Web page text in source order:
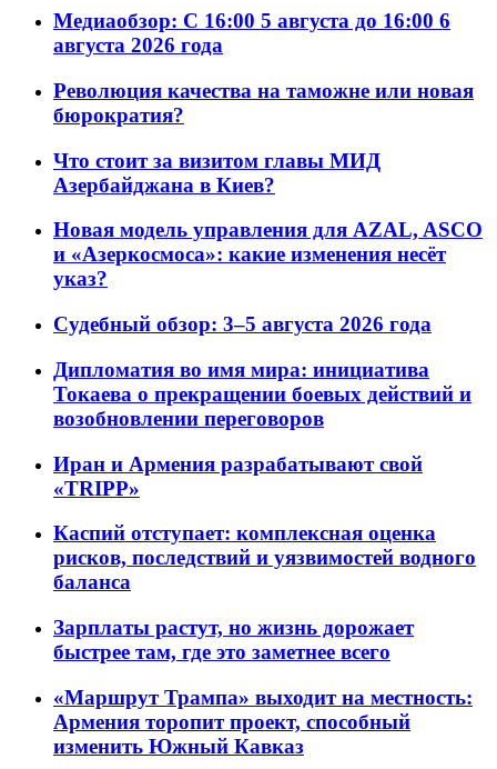
Медиаобзор: С 16:00 5 августа до 16:00 6
августа 2026 года
Революция качества на таможне или новая
бюрократия?
Что стоит за визитом главы МИД
Азербайджана в Киев?
Новая модель управления для AZAL, ASCO
и «Азеркосмоса»: какие изменения несёт
указ?
Судебный обзор: 3–5 августа 2026 года
Дипломатия во имя мира: инициатива
Токаева о прекращении боевых действий и
возобновлении переговоров
Иран и Армения разрабатывают свой
«TRIPP»
Каспий отступает: комплексная оценка
рисков, последствий и уязвимостей водного
баланса
Зарплаты растут, но жизнь дорожает
быстрее там, где это заметнее всего
«Маршрут Трампа» выходит на местность:
Армения торопит проект, способный
изменить Южный Кавказ